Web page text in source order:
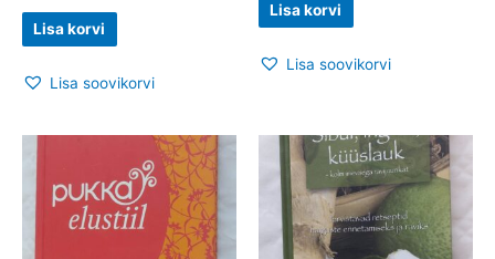
Lisa korvi
Lisa soovikorvi
Lisa korvi
Lisa soovikorvi